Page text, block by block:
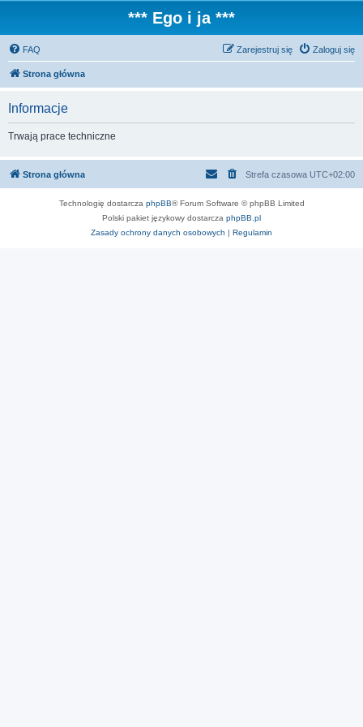
*** Ego i ja ***
FAQ Zaloguj się
Zarejestruj się
Strona główna
Informacje
Trwają prace techniczne
Strona główna Strefa czasowa UTC+02:00
Technologię dostarcza phpBB® Forum Software © phpBB Limited
Polski pakiet językowy dostarcza phpBB.pl
Zasady ochrony danych osobowych | Regulamin